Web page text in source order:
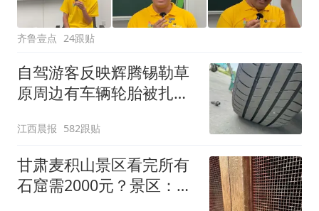
齐鲁壹点 24跟贴
自驾游客反映辉腾锡勒草
原周边有车辆轮胎被扎，
元，官方发布情况通报
江西晨报 582跟贴
甘肃麦积山景区看完所有
石窟需2000元？景区：部